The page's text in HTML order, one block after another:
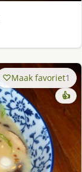
Maak favoriet1
👍